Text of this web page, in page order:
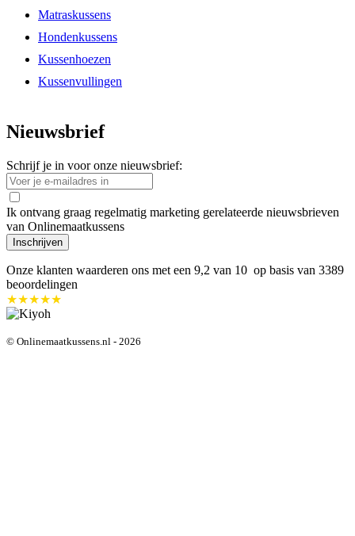
Matraskussens
Hondenkussens
Kussenhoezen
Kussenvullingen
Nieuwsbrief
Schrijf je in voor onze nieuwsbrief:
Ik ontvang graag regelmatig marketing gerelateerde nieuwsbrieven
van Onlinemaatkussens
Inschrijven
Onze klanten waarderen ons met een 9,2 van 10 op basis van 3389
beoordelingen
★★★★★
© Onlinemaatkussens.nl - 2026